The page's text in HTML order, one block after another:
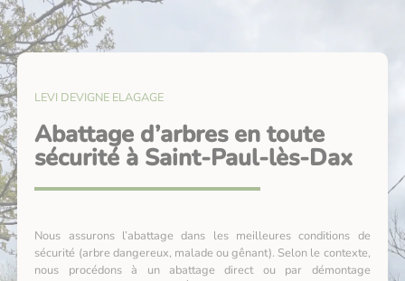
LEVI DEVIGNE ELAGAGE
Abattage d’arbres en toute
sécurité à Saint-Paul-lès-Dax
Nous assurons l’abattage dans les meilleures conditions de
sécurité (arbre dangereux, malade ou gênant). Selon le contexte,
nous procédons à un abattage direct ou par démontage